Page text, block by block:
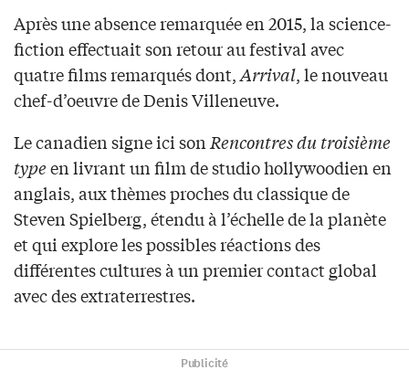
Après une absence remarquée en 2015, la science-
fiction effectuait son retour au festival avec
quatre films remarqués dont,Arrival, le nouveau
chef-d’oeuvre de Denis Villeneuve.
Le canadien signe ici son Rencontres du troisième
typeen livrant un film de studio hollywoodien en
anglais, aux thèmes proches du classique de
Steven Spielberg, étendu à l’échelle de la planète
et qui explore les possibles réactions des
différentes cultures à un premier contact global
avec des extraterrestres.
Publicité